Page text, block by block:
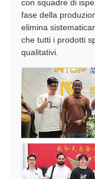
con squadre di
fase della
elimina
che tutti i prodotti
qualitativi.